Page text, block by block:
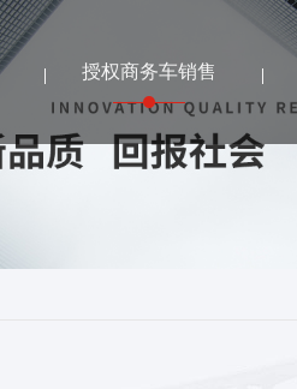
授权商务车销售